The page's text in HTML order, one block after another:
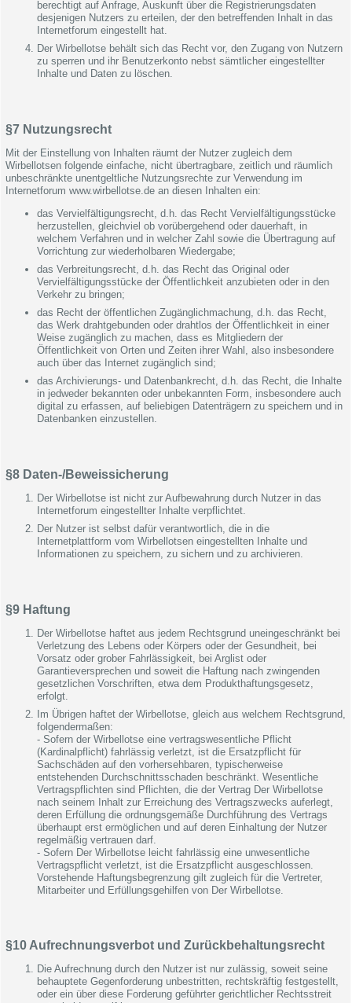
berechtigt auf Anfrage, Auskunft über die Registrierungsdaten
desjenigen Nutzers zu erteilen, der den betreffenden Inhalt in das
Internetforum eingestellt hat.
Der Wirbellotse behält sich das Recht vor, den Zugang von Nutzern
zu sperren und ihr Benutzerkonto nebst sämtlicher eingestellter
Inhalte und Daten zu löschen.
§7 Nutzungsrecht
Mit der Einstellung von Inhalten räumt der Nutzer zugleich dem
Wirbellotsen folgende einfache, nicht übertragbare, zeitlich und räumlich
unbeschränkte unentgeltliche Nutzungsrechte zur Verwendung im
Internetforum www.wirbellotse.de an diesen Inhalten ein:
das Vervielfältigungsrecht, d.h. das Recht Vervielfältigungsstücke
herzustellen, gleichviel ob vorübergehend oder dauerhaft, in
welchem Verfahren und in welcher Zahl sowie die Übertragung auf
Vorrichtung zur wiederholbaren Wiedergabe;
das Verbreitungsrecht, d.h. das Recht das Original oder
Vervielfältigungsstücke der Öffentlichkeit anzubieten oder in den
Verkehr zu bringen;
das Recht der öffentlichen Zugänglichmachung, d.h. das Recht,
das Werk drahtgebunden oder drahtlos der Öffentlichkeit in einer
Weise zugänglich zu machen, dass es Mitgliedern der
Öffentlichkeit von Orten und Zeiten ihrer Wahl, also insbesondere
auch über das Internet zugänglich sind;
das Archivierungs- und Datenbankrecht, d.h. das Recht, die Inhalte
in jedweder bekannten oder unbekannten Form, insbesondere auch
digital zu erfassen, auf beliebigen Datenträgern zu speichern und in
Datenbanken einzustellen.
§8 Daten-/Beweissicherung
Der Wirbellotse ist nicht zur Aufbewahrung durch Nutzer in das
Internetforum eingestellter Inhalte verpflichtet.
Der Nutzer ist selbst dafür verantwortlich, die in die
Internetplattform vom Wirbellotsen eingestellten Inhalte und
Informationen zu speichern, zu sichern und zu archivieren.
§9 Haftung
Der Wirbellotse haftet aus jedem Rechtsgrund uneingeschränkt bei
Verletzung des Lebens oder Körpers oder der Gesundheit, bei
Vorsatz oder grober Fahrlässigkeit, bei Arglist oder
Garantieversprechen und soweit die Haftung nach zwingenden
gesetzlichen Vorschriften, etwa dem Produkthaftungsgesetz,
erfolgt.
Im Übrigen haftet der Wirbellotse, gleich aus welchem Rechtsgrund,
folgendermaßen:
- Sofern der Wirbellotse eine vertragswesentliche Pflicht
(Kardinalpflicht) fahrlässig verletzt, ist die Ersatzpflicht für
Sachschäden auf den vorhersehbaren, typischerweise
entstehenden Durchschnittsschaden beschränkt. Wesentliche
Vertragspflichten sind Pflichten, die der Vertrag Der Wirbellotse
nach seinem Inhalt zur Erreichung des Vertragszwecks auferlegt,
deren Erfüllung die ordnungsgemäße Durchführung des Vertrags
überhaupt erst ermöglichen und auf deren Einhaltung der Nutzer
regelmäßig vertrauen darf.
- Sofern Der Wirbellotse leicht fahrlässig eine unwesentliche
Vertragspflicht verletzt, ist die Ersatzpflicht ausgeschlossen.
Vorstehende Haftungsbegrenzung gilt zugleich für die Vertreter,
Mitarbeiter und Erfüllungsgehilfen von Der Wirbellotse.
§10 Aufrechnungsverbot und Zurückbehaltungsrecht
Die Aufrechnung durch den Nutzer ist nur zulässig, soweit seine
behauptete Gegenforderung unbestritten, rechtskräftig festgestellt,
oder ein über diese Forderung geführter gerichtlicher Rechtsstreit